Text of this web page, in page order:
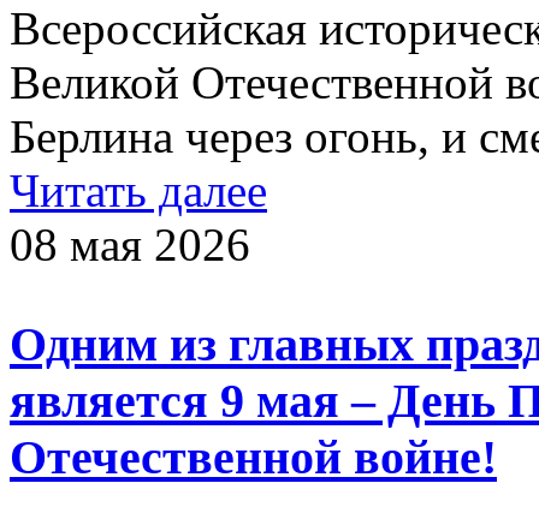
Всероссийская
Великой Отечественной
Берлина через огонь, и
Читать далее
08 мая 2026
Одним из главных
является 9 мая – День
Отечественной войне!